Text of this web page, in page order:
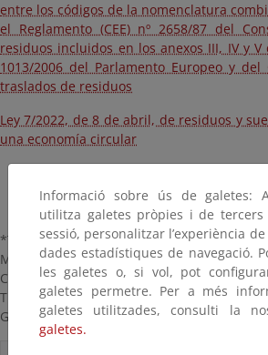
entre los códigos de la nomenclatura
el Reglamento (CEE) nº 2658/87 del
residuos incluidos en los anexos III, IV y V
1013/2006 del Parlamento Europeo y
traslados de residuos
Ley 7/2022, de 8 de abril, de residuos y
una economía circular
*Toda referencia al Ministerio de
Medio Ambiente y a la Subdirección
Circular, se entenderá realizada al
Transición Ecológica y el Reto
General de Residuos, respectivamente.
Informació sobre ús de galetes:
utilitza galetes pròpies i de
sessió, personalitzar l’experiència
dades estadístiques de navegació.
les galetes o, si vol, pot
galetes permetre. Per a més
galetes utilitzades, consulti la
galetes.